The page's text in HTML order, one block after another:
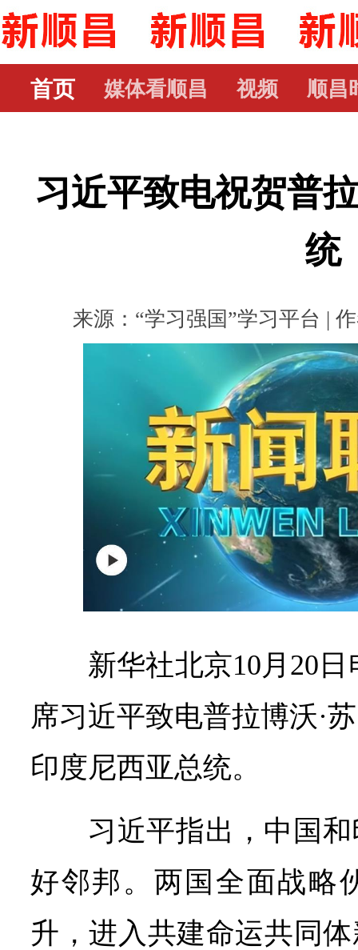
首页 媒体看顺昌 视频 顺昌
习近平致电祝贺普
统
来源：“学习强国”学习平台 |
新华社北京10月20
席习近平致电普拉博沃·
印度尼西亚总统。
习近平指出，中国
好邻邦。两国全面战略
升，进入共建命运共同